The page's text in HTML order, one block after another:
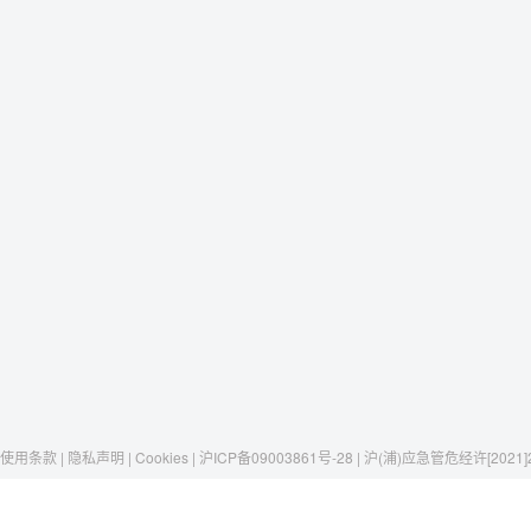
使用条款 | 隐私声明 | Cookies | 沪ICP备09003861号-28 | 沪(浦)应急管危经许